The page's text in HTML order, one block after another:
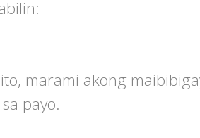
marami akong
payo.